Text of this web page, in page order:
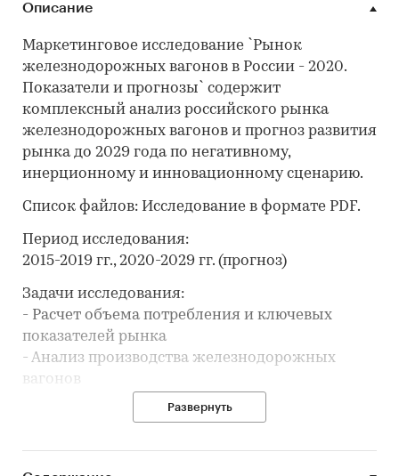
Описание
Маркетинговое исследование `Рынок
железнодорожных вагонов в России - 2020.
Показатели и прогнозы` содержит
комплексный анализ российского рынка
железнодорожных вагонов и прогноз развития
рынка до 2029 года по негативному,
инерционному и инновационному сценарию.
Список файлов: Исследование в формате PDF.
Период исследования:
2015-2019 гг., 2020-2029 гг. (прогноз)
Задачи исследования:
- Расчет объема потребления и ключевых
показателей рынка
- Анализ производства железнодорожных
вагонов
- Составление рейтинга производителей
- Анализ цен производителей
Развернуть